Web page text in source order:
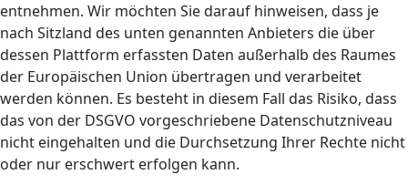
entnehmen. Wir möchten Sie darauf hinweisen, dass je
nach Sitzland des unten genannten Anbieters die über
dessen Plattform erfassten Daten außerhalb des Raumes
der Europäischen Union übertragen und verarbeitet
werden können. Es besteht in diesem Fall das Risiko, dass
das von der DSGVO vorgeschriebene Datenschutzniveau
nicht eingehalten und die Durchsetzung Ihrer Rechte nicht
oder nur erschwert erfolgen kann.